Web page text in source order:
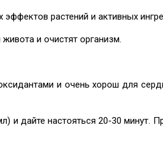
растений и активных
и очистят организм.
и очень хорош для
и дайте настояться 20-30 минут.